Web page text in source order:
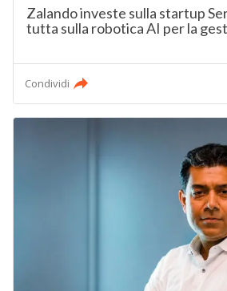
Zalando investe sulla startup
tutta sulla robotica AI per la
Condividi